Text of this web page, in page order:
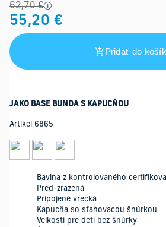
62,70 €
55,20 €
Pridať do
JAKO BASE BUNDA S KAPUCŇOU
Artikel 6865
Bavlna z kontrolovaného
Pred-zrazená
Pripojené vrecká
Kapucňa so sťahovacou šnúrkou
Veľkosti pre deti bez šnúrky